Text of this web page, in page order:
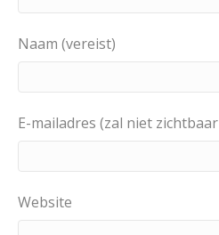
Naam (vereist)
E-mailadres (zal niet
Website